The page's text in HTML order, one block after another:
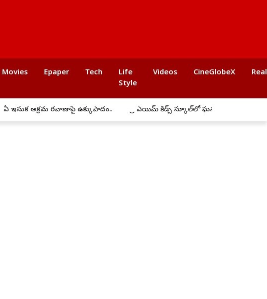
Movies Epaper Tech
Life
Style
Videos CineGlobeX
ఏపీ ఇసుక అక్రమ రవాణాపై ఉక్కుపాదం.. ప్రీ ఎయిమ్ కిడ్స్ స్కూల్‌లో ఘనంగా బోనాల